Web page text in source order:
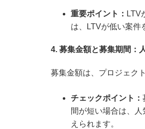
重要ポイント： LTV
は、LTVが低い案件
4. 募集金額と募集期間：
募集金額は、プロジェク
チェックポイント：
間が短い場合は、
えられます。